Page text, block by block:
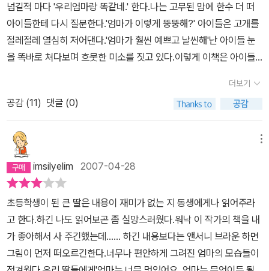
낳고서 자가용도 장만하지 않느냐며 나무랍니다. 그렇지만 아이를 낳
기 앞서부터 자가용이 있을 까닭이 없다고 느꼈고, 아이하고 살아가
면서 더더욱 자가용이 덧없다고 느낍니다. 아이랑 손을 맞잡고 시골
길을 거닐 때에 즐겁습니다. 아이를 품에 안고 땀 뻘뻘 흘리며 걷는 나
이한테나 하나도 반갑지 않다고 느낍니다. 더운 날에는 더위를 느끼
요.사랑으로 아이를 낳아 함께 살듯, 사랑으로 부대끼며 누리는 나날
이 아름답다고 느낍니다... 어쩌면 영화배우나 사장이 될 수도 있었고
요. 하지만 우리 엄마가 되었죠 .. (18∼19쪽)나는 내 아이들한테 “우
리 아버지가 되었어요” 하고 느낄 삶을 즐기고 싶습니다. 나는 내 어
머니한테서 “우리 어머니로 살았어요” 하고 날마다 느끼는 삶을 즐깁
니다.나는 내 아이들한테 내 옆지기가 “우리 어머니예요” 하고 느낄
삶을 고맙게 여깁니다. 나는 내 옆지기가 당신 어머니를 “우리 어머니
예요” 하고 노상 돌아보는 삶이 사랑스럽다고 느낍니다.어머니가 아
넘길적 마다 '우리엄마랑 똑같네.' 한다.나는 고무된 맘에 한수 더 떠
아이들한테 다시 질문한다.'엄마가 이렇게 뚱뚱해?' 아이들은 고개를
절레절레 열심히 저어댄다.'엄마가 훨씬 예쁘고 날씬해'난 아이들 눈
을 똑바로 쳐다보며 흐뭇한 미소를 짓고 있다.이렇게 이책은 아이들
더보기
공감 (11) 댓글 (0)
imsilyelim 2007-04-28
초등학생이 된 큰 딸은 내용이 재미가 없는 지 동생에게나 읽어주라
고 한다.하긴 나도 읽어보곤 좀 실망스러웠다.워낙 이 작가의 책을 내
가 좋아해서 사 주긴했는데...... 하긴 내용보다는 앤서니 브라운 하면
그림이 먼저 떠오르긴한다.너무나 편안하게 그려진 엄마의 모습들이